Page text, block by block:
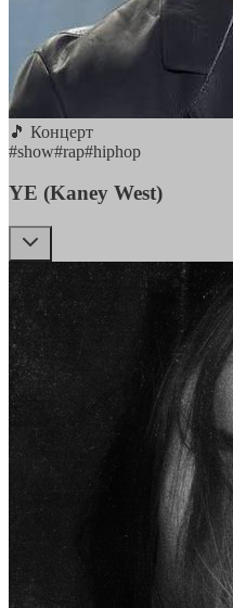
🎵 Концерт
#show#rap#hiphop
YE (Kaney West)